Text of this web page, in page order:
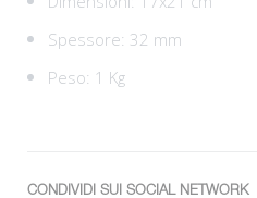
Spessore: 32 mm
Peso: 1 Kg
CONDIVIDI SUI SOCIAL NETWORK